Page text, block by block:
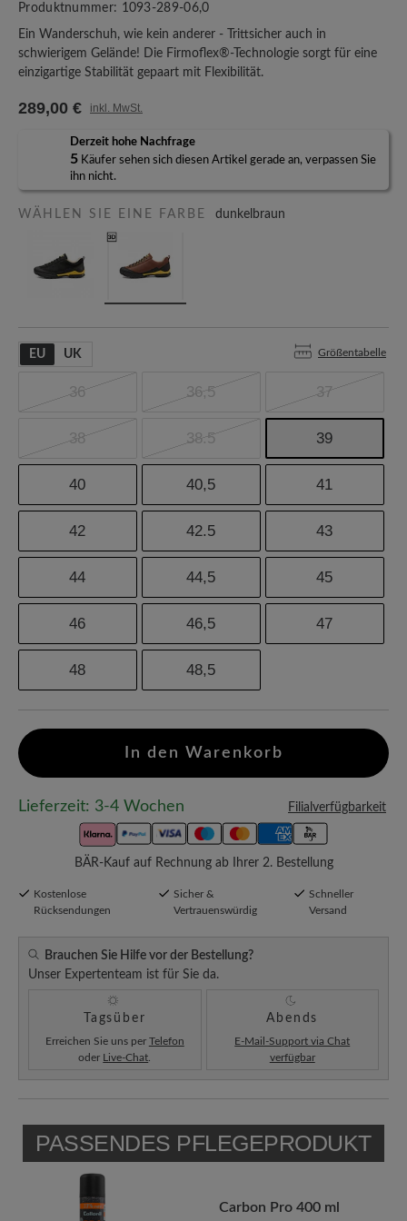
Produktnummer: 1093-289-06,0
Ein Wanderschuh, wie kein anderer - Trittsicher auch in
schwierigem Gelände! Die Firmoflex®-Technologie sorgt für eine
einzigartige Stabilität gepaart mit Flexibilität.
289,00 € inkl. MwSt.
Derzeit hohe Nachfrage
5 Käufer sehen sich diesen Artikel gerade an, verpassen Sie
ihn nicht.
WÄHLEN SIE EINE FARBE dunkelbraun
EU UK Größentabelle
36 36,5 37
38 38.5 39
40 40,5 41
42 42.5 43
44 44,5 45
46 46,5 47
48 48,5
In den Warenkorb
Lieferzeit: 3-4 Wochen Filialverfügbarkeit
BÄR-Kauf auf Rechnung ab Ihrer 2. Bestellung
Kostenlose
Rücksendungen
Sicher &
Vertrauenswürdig
Schneller
Versand
Brauchen Sie Hilfe vor der Bestellung?
Unser Expertenteam ist für Sie da.
Tagsüber
Erreichen Sie uns per Telefon
oder Live-Chat
Abends
E-Mail-Support via Chat
verfügbar
PASSENDES PFLEGEPRODUKT
Carbon Pro 400 ml